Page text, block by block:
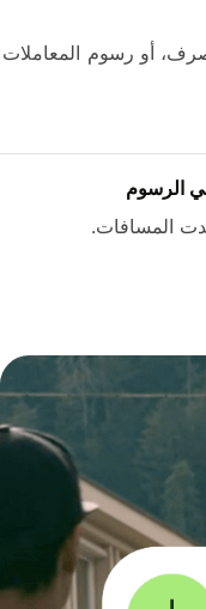
أو رسوم المعاملات
المسافات.